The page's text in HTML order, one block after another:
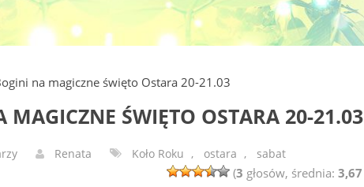
na magiczne święto Ostara 20-21.03
ŚWIĘTO OSTARA 20-21.03
Renata Koło Roku , ostara , sabat
(3 głosów, średnia: 3,67